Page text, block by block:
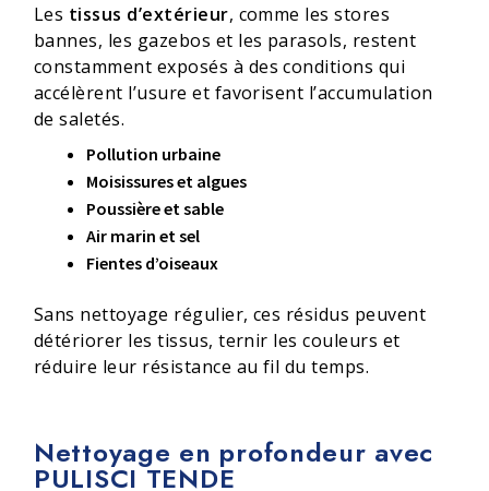
Les tissus d’extérieur, comme les stores
bannes, les gazebos et les parasols, restent
constamment exposés à des conditions qui
accélèrent l’usure et favorisent l’accumulation
de saletés.
Pollution urbaine
Moisissures et algues
Poussière et sable
Air marin et sel
Fientes d’oiseaux
Sans nettoyage régulier, ces résidus peuvent
détériorer les tissus, ternir les couleurs et
réduire leur résistance au fil du temps.
Nettoyage en profondeur avec
PULISCI TENDE